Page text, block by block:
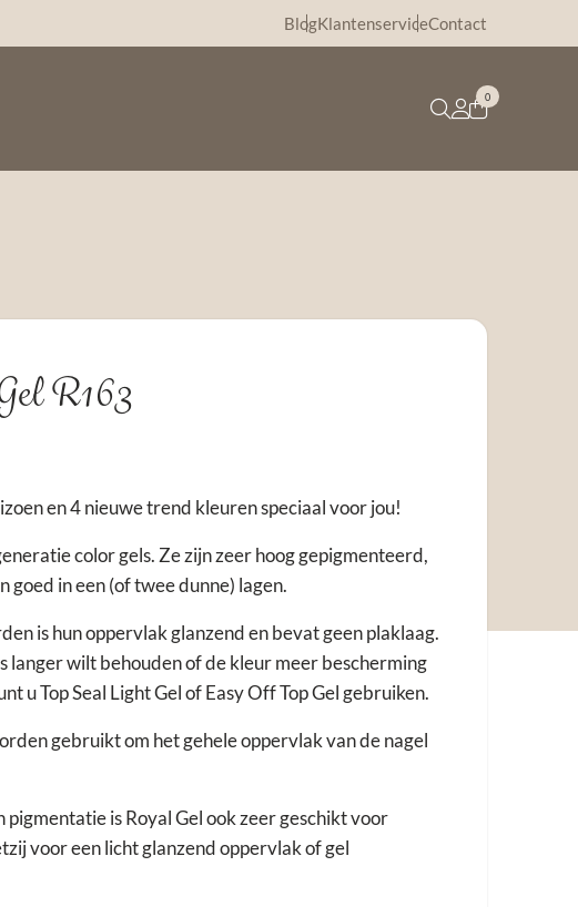
BlogKlantenserviceContact
0
R163
en 4 nieuwe trend kleuren speciaal voor jou!
color gels. Ze zijn zeer hoog gepigmenteerd,
goed in een (of twee dunne) lagen.
is hun oppervlak glanzend en bevat geen plaklaag.
langer wilt behouden of de kleur meer bescherming
u Top Seal Light Gel of Easy Off Top Gel gebruiken.
gebruikt om het gehele oppervlak van de nagel
pigmentatie is Royal Gel ook zeer geschikt voor
voor een licht glanzend oppervlak of gel